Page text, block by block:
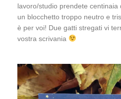
lavoro/studio prendete
un blocchetto troppo neutro e
è per voi! Due gatti stregati vi
vostra scrivania